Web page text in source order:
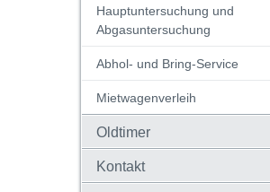
Hauptuntersuchung und
Abgasuntersuchung
Abhol- und Bring-Service
Mietwagenverleih
Oldtimer
Kontakt